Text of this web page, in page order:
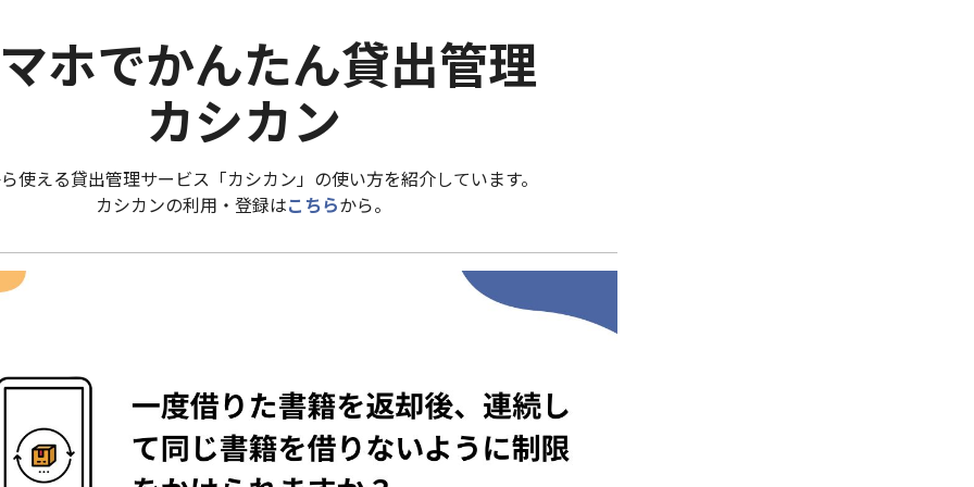
ホでかんたん貸出管理
カシカン
使える貸出管理サービス「カシカン」の使い方を紹介しています。
カシカンの利用・登録はこちらから。